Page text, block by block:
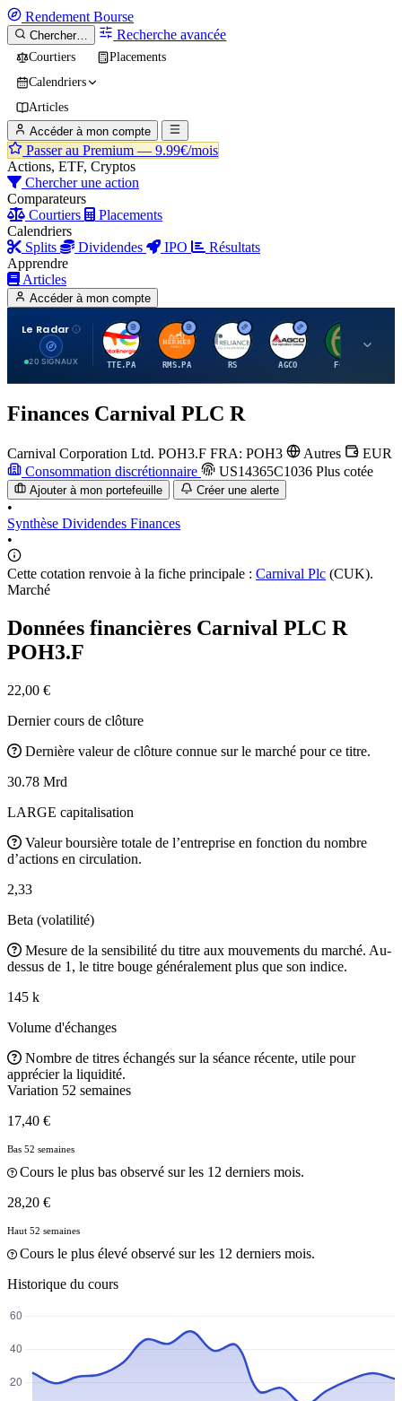
Rendement Bourse
Chercher… Recherche avancée
Courtiers
Placements
Calendriers
Articles
Accéder à mon compte
Passer au Premium — 9.99€/mois
Actions, ETF, Cryptos
Chercher une action
Comparateurs
Courtiers
Placements
Calendriers
Splits
Dividendes IPO
Résultats
Apprendre
Articles
Accéder à mon compte
Le Radar
20 SIGNAUX
T
TTE.PA
H
RMS.PA
R
RS
A
AGCO FCFS
Finances Carnival PLC R
Carnival Corporation Ltd. POH3.F FRA: POH3 Autres
EUR
Consommation discrétionnaire
US14365C1036 Plus cotée
Ajouter à mon portefeuille Créer une alerte
•
Synthèse Dividendes Finances
•
Cette cotation renvoie à la fiche principale : Carnival Plc (CUK).
Marché
Données financières Carnival PLC R
POH3.F
22,00 €
Dernier cours de clôture
Dernière valeur de clôture connue sur le marché pour ce titre.
30.78 Mrd
LARGE capitalisation
Valeur boursière totale de l’entreprise en fonction du nombre
d’actions en circulation.
2,33
Beta (volatilité)
Mesure de la sensibilité du titre aux mouvements du marché. Au-
dessus de 1, le titre bouge généralement plus que son indice.
145 k
Volume d'échanges
Nombre de titres échangés sur la séance récente, utile pour
apprécier la liquidité.
Variation 52 semaines
17,40 €
Bas 52 semaines
Cours le plus bas observé sur les 12 derniers mois.
28,20 €
Haut 52 semaines
Cours le plus élevé observé sur les 12 derniers mois.
Historique du cours